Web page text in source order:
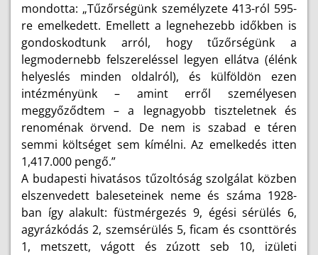
mondotta: „Tűzőrségünk személyzete 413-ról 595-
re emelkedett. Emellett a legnehezebb időkben is
gondoskodtunk arról, hogy tűzőrségünk a
legmodernebb felszereléssel legyen ellátva (élénk
helyeslés minden oldalról), és külföldön ezen
intézményünk – amint erről személyesen
meggyőződtem – a legnagyobb tiszteletnek és
renoménak örvend. De nem is szabad e téren
semmi költséget sem kímélni. Az emelkedés itten
1,417.000 pengő.”
A budapesti hivatásos tűzoltóság szolgálat közben
elszenvedett baleseteinek neme és száma 1928-
ban így alakult: füstmérgezés 9, égési sérülés 6,
agyrázkódás 2, szemsérülés 5, ficam és csonttörés
1, metszett, vágott és zúzott seb 10, izületi